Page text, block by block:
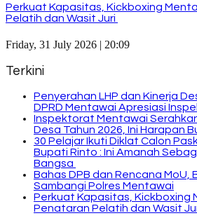
Perkuat Kapasitas, Kickboxing
Pelatih dan Wasit Juri
Friday, 31 July 2026 | 20:09
Terkini
Penyerahan LHP dan Kinerja
DPRD Mentawai Apresiasi
Inspektorat Mentawai
Desa Tahun 2026, Ini Harapan
30 Pelajar Ikuti Diklat Calon
Bupati Rinto : Ini Amanah
Bangsa
Bahas DPB dan Rencana MoU,
Sambangi Polres Mentawai
Perkuat Kapasitas, Kickboxing
Penataran Pelatih dan Wasit